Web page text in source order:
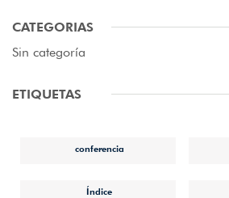
CATEGORIAS
Sin categoría
ETIQUETAS
conferencia
Índice